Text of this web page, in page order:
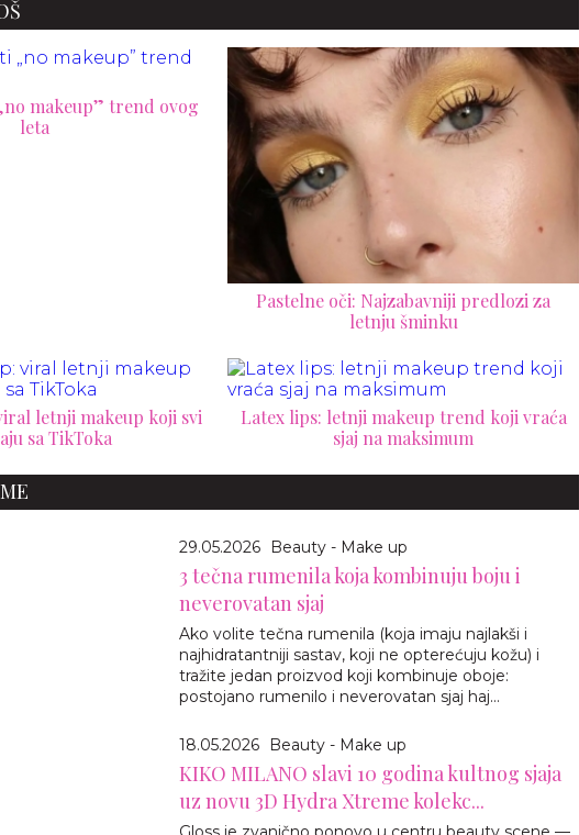
makeup” trend ovog
leta
Pastelne oči: Najzabavniji predlozi za
letnju šminku
letnji makeup koji svi
sa TikToka
Latex lips: letnji makeup trend koji vraća
sjaj na maksimum
29.05.2026 Beauty - Make up
3 tečna rumenila koja kombinuju boju i
neverovatan sjaj
Ako volite tečna rumenila (koja imaju najlakši i
najhidratantniji sastav, koji ne opterećuju kožu) i
tražite jedan proizvod koji kombinuje oboje:
postojano rumenilo i neverovatan sjaj haj...
18.05.2026 Beauty - Make up
KIKO MILANO slavi 10 godina kultnog sjaja
uz novu 3D Hydra Xtreme kolekc...